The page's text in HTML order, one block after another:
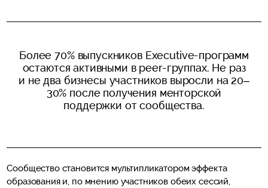
Более 70% выпускников Executive-программ
остаются активными в peer-группах. Не раз
и не два бизнесы участников выросли на 20–
30% после получения менторской
поддержки от сообщества.
Сообщество становится мультипликатором эффекта
образования и, по мнению участников обеих сессий,